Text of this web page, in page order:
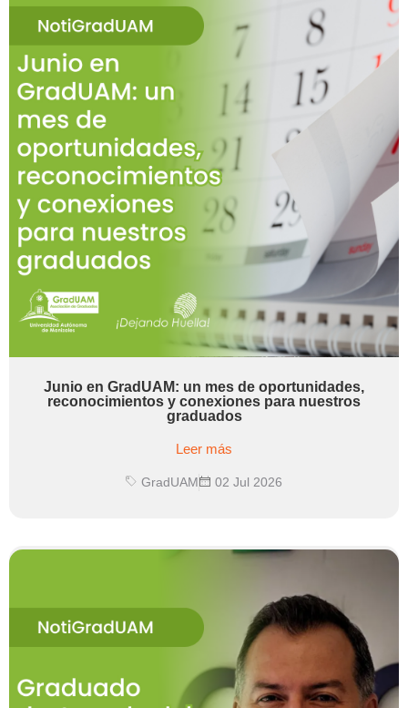
Junio en GradUAM: un mes de oportunidades,
reconocimientos y conexiones para nuestros
graduados
Leer más
GradUAM 02 Jul 2026